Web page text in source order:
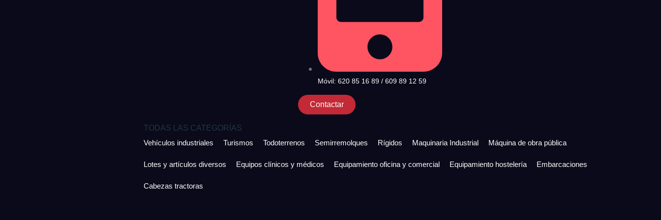
Móvil: 620 85 16 89 / 609 89 12 59
Contactar
TODAS LAS CATEGORÍAS
Vehículos industriales
Turismos Todoterrenos Semirremolques Rígidos Maquinaria Industrial Máquina de obra pública
Lotes y artículos diversos Equipos clínicos y médicos Equipamiento oficina y comercial Equipamiento hostelería Embarcaciones
Cabezas tractoras